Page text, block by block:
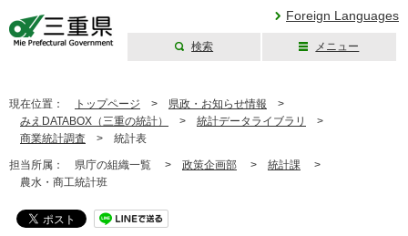
Foreign Languages
検索 メニュー
現在位置： トップページ > 県政・お知らせ情報 >
みえDATABOX（三重の統計）
> 統計データライブラリ
>
商業統計調査 > 統計表
担当所属： 県庁の組織一覧 > 政策企画部 > 統計課 >
農水・商工統計班